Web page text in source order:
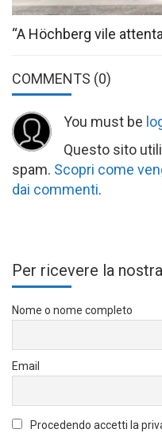
“A Höchberg vile
COMMENTS (0)
You must be
Questo sito
spam. Scopri come
dai commenti.
Per ricevere la
Nome o nome completo
Email
Procedendo accetti la